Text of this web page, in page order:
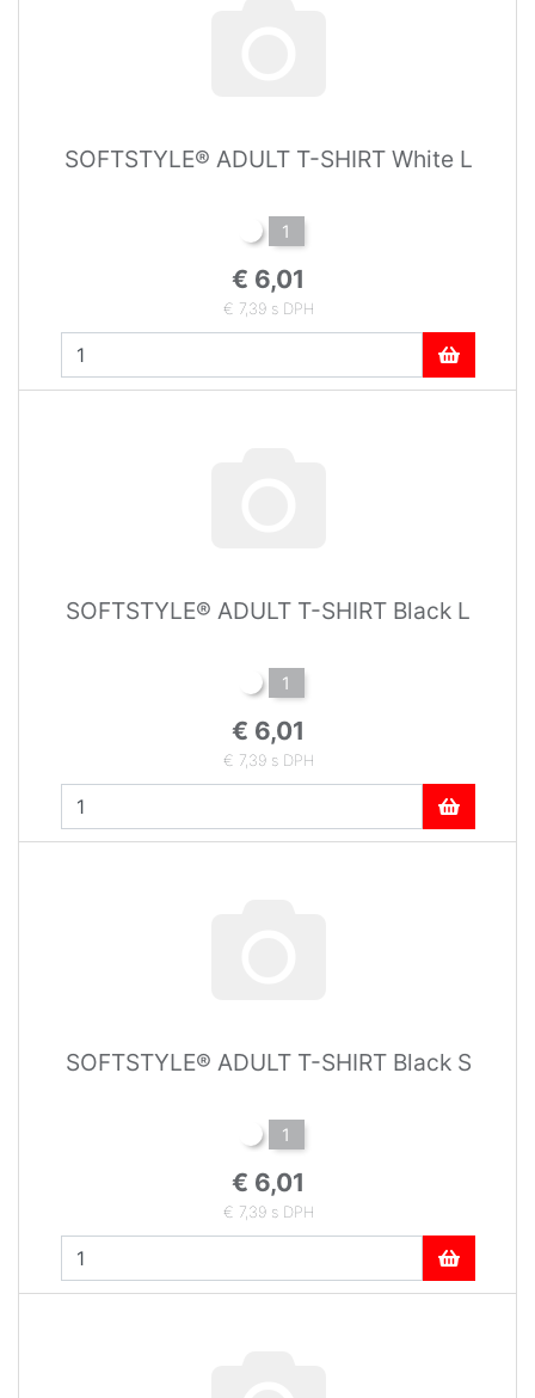
SOFTSTYLE® ADULT T-SHIRT White L
1
€ 6,01
€ 7,39 s DPH
SOFTSTYLE® ADULT T-SHIRT Black L
1
€ 6,01
€ 7,39 s DPH
SOFTSTYLE® ADULT T-SHIRT Black S
1
€ 6,01
€ 7,39 s DPH